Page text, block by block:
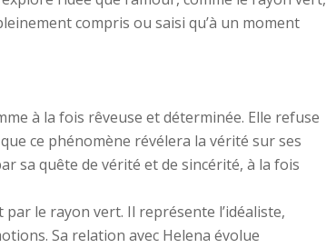
compris ou saisi qu’à un moment
à la fois rêveuse et déterminée. Elle refuse
ce phénomène révélera la vérité sur ses
sa quête de vérité et de sincérité, à la fois
le rayon vert. Il représente l’idéaliste,
Sa relation avec Helena évolue